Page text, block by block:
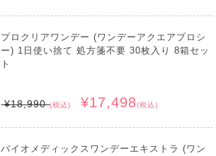
プロクリアワンデー (ワンデーアクエアプロシ
ー) 1日使い捨て 処方箋不要 30枚入り 8箱セッ
ト
¥18,990(税込) ¥17,498(税込)
バイオメディックスワンデーエキストラ (ワン